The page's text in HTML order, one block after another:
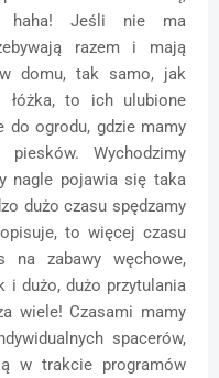
haha! Jeśli nie ma
razem i mają
domu, tak samo, jak
łóżka, to ich ulubione
do ogrodu, gdzie mamy
Wychodzimy
nagle pojawia się taka
dużo czasu spędzamy
to więcej czasu
na zabawy węchowe,
i dużo, dużo przytulania
wiele! Czasami mamy
spacerów,
w trakcie programów